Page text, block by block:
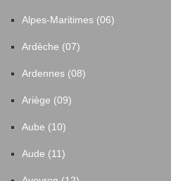
Alpes-Maritimes (06)
Ardèche (07)
Ardennes (08)
Ariège (09)
Aube (10)
Aude (11)